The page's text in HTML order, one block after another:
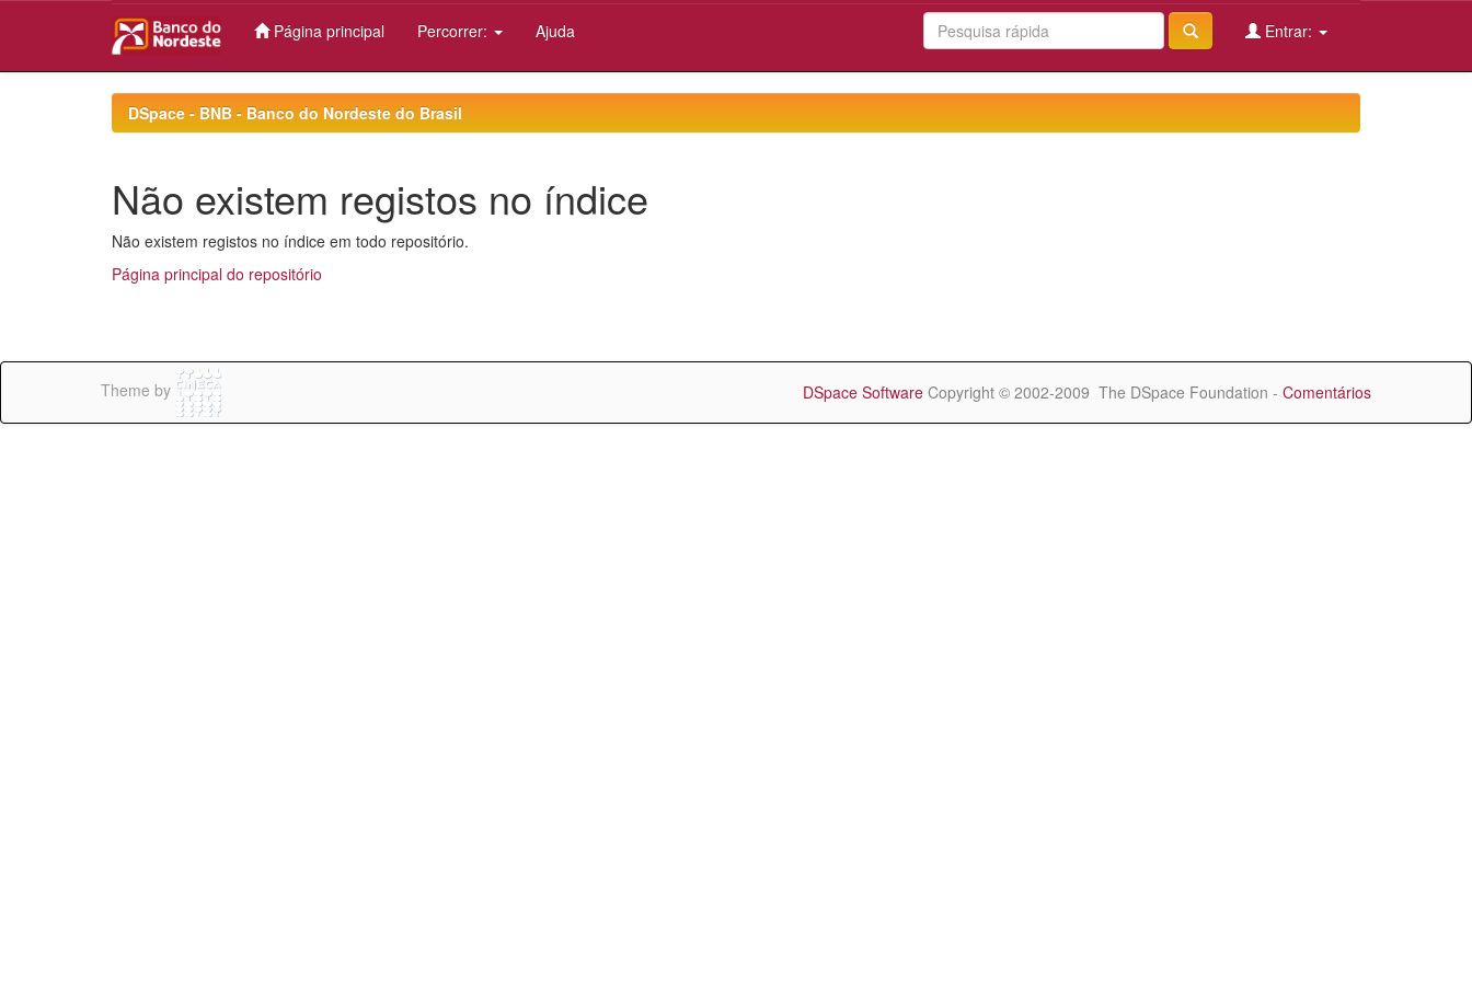
Página principal Percorrer: Ajuda Entrar:
DSpace - BNB - Banco do Nordeste do Brasil
Não existem registos no índice
Não existem registos no índice em todo repositório.
Página principal do repositório
Theme by DSpace Software Copyright © 2002-2009 The DSpace Foundation - Comentários